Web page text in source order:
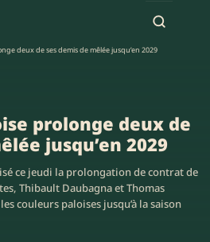
deux de ses demis de mêlée jusqu’en 2029
prolonge deux de
jusqu’en 2029
ce jeudi la prolongation de contrat de
Thibault Daubagna et Thomas
couleurs paloises jusqu’à la saison